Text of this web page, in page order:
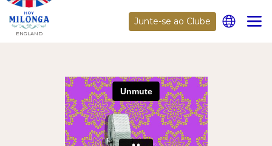
ENGLAND
Junte-se ao Clube